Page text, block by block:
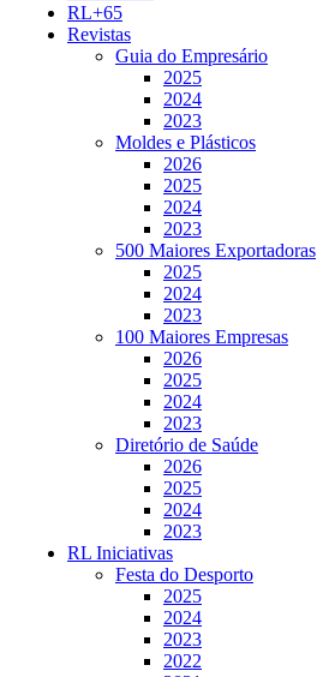
RL+65
Revistas
Guia do Empresário
2025
2024
2023
Moldes e Plásticos
2026
2025
2024
2023
500 Maiores Exportadoras
2025
2024
2023
100 Maiores Empresas
2026
2025
2024
2023
Diretório de Saúde
2026
2025
2024
2023
RL Iniciativas
Festa do Desporto
2025
2024
2023
2022